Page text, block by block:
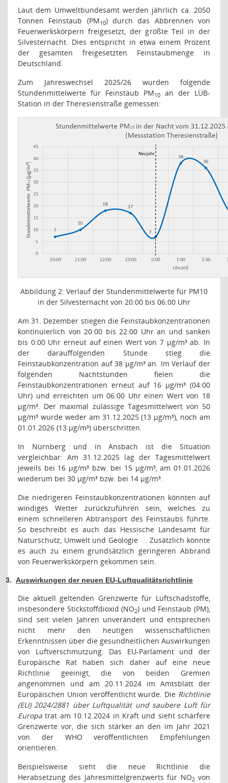
Laut dem Umweltbundesamt werden jährlich ca. 2050
Tonnen Feinstaub (PM10) durch das Abbrennen von
Feuerwerkskörpern freigesetzt, der größte Teil in der
Silvesternacht. Dies entspricht in etwa einem Prozent
der gesamten freigesetzten Feinstaubmenge in
Deutschland.
Zum Jahreswechsel 2025/26 wurden folgende
Stundenmittelwerte für Feinstaub PM10
an der LÜB-
Station in der Theresienstraße gemessen:
Abbildung 2: Verlauf der Stundenmittelwerte für PM10
in der Silvesternacht von 20:00 bis 06:00 Uhr
Am 31. Dezember stiegen die Feinstaubkonzentrationen
kontinuierlich von 20:00 bis 22:00 Uhr an und sanken
bis 0:00 Uhr erneut auf einen Wert von 7 µg/m³ ab. In
der darauffolgenden Stunde stieg die
Feinstaubkonzentration auf 38 µg/m³ an. Im Verlauf der
folgenden Nachtstunden fielen die
Feinstaubkonzentrationen erneut auf 16 µg/m³ (04:00
Uhr) und erreichten um 06:00 Uhr einen Wert von 18
µg/m³. Der maximal zulässige Tagesmittelwert von 50
µg/m³ wurde weder am 31.12.2025 (13 µg/m³), noch am
01.01.2026 (13 µg/m³) überschritten.
In Nürnberg und in Ansbach ist die Situation
vergleichbar: Am 31.12.2025 lag der Tagesmittelwert
jeweils bei 16 µg/m³ bzw. bei 15 µg/m³, am 01.01.2026
wiederum bei 30 µg/m³ bzw. bei 14 µg/m³.
Die niedrigeren Feinstaubkonzentrationen könnten auf
windiges Wetter zurückzuführen sein, welches zu
einem schnelleren Abtransport des Feinstaubs führte.
So beschreibt es auch das Hessische Landesamt für
Naturschutz, Umwelt und Geologie[1] . Zusätzlich könnte
es auch zu einem grundsätzlich geringeren Abbrand
von Feuerwerkskörpern gekommen sein.
3. Auswirkungen der neuen EU-Luftqualitätsrichtlinie
Die aktuell geltenden Grenzwerte für Luftschadstoffe,
insbesondere Stickstoffdioxid (NO2) und Feinstaub (PM),
sind seit vielen Jahren unverändert und entsprechen
nicht mehr den heutigen wissenschaftlichen
Erkenntnissen über die gesundheitlichen Auswirkungen
von Luftverschmutzung. Das EU-Parlament und der
Europäische Rat haben sich daher auf eine neue
Richtlinie geeinigt, die von beiden Gremien
angenommen und am 20.11.2024 im Amtsblatt der
Europäischen Union veröffentlicht wurde. Die Richtlinie
(EU) 2024/2881 über Luftqualität und saubere Luft für
Europa trat am 10.12.2024 in Kraft und sieht schärfere
Grenzwerte vor, die sich stärker an den im Jahr 2021
von der WHO veröffentlichten Empfehlungen
orientieren.
Beispielsweise sieht die neue Richtlinie die
Herabsetzung des Jahresmittelgrenzwerts für NO2von